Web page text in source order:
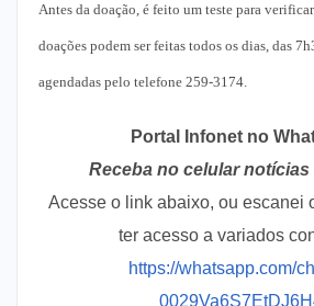
Antes da doação, é feito um teste para
doações podem ser feitas todos os dias, das
agendadas pelo telefone 259-3174.
Portal Infonet no
Receba no celular notícias
Acesse o link abaixo, ou escanei
ter acesso a variados
https://whatsapp.com/